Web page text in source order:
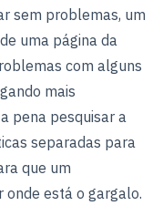
sem problemas, um
uma página da
com alguns
mais
pena pesquisar a
separadas para
que um
está o gargalo.